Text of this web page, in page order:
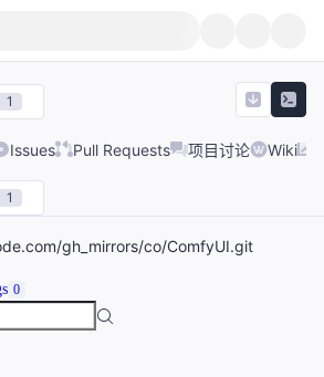
1
Issues Pull Requests 项目讨论 Wiki
1
gh_mirrors/co/ComfyUI.git
0